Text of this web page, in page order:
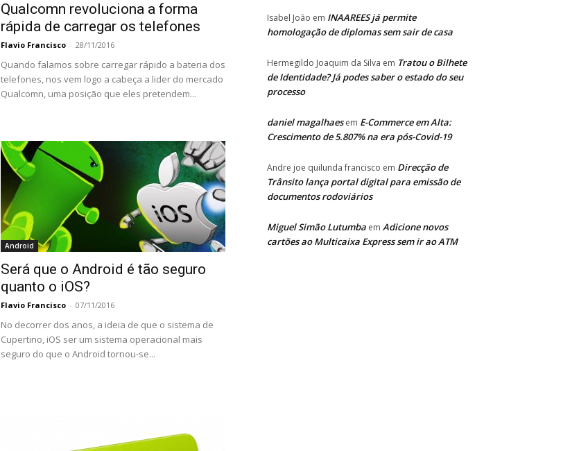
Qualcomn revoluciona a forma
rápida de carregar os telefones
Flavio Francisco - 28/11/2016
Quando falamos sobre carregar rápido a bateria dos
telefones, nos vem logo a cabeça a lider do mercado
Qualcomn, uma posição que eles pretendem...
Android
Será que o Android é tão seguro
quanto o iOS?
Flavio Francisco - 07/11/2016
No decorrer dos anos, a ideia de que o sistema de
Cupertino, iOS ser um sistema operacional mais
seguro do que o Android tornou-se...
Isabel João em INAAREES já permite
homologação de diplomas sem sair de casa
Hermegildo Joaquim da Silva em Tratou o Bilhete
de Identidade? Já podes saber o estado do seu
processo
daniel magalhaesem E-Commerce em Alta:
Crescimento de 5.807% na era pós-Covid-19
Andre joe quilunda francisco em Direcção de
Trânsito lança portal digital para emissão de
documentos rodoviários
Miguel Simão Lutumba em Adicione novos
cartões ao Multicaixa Express sem ir ao ATM